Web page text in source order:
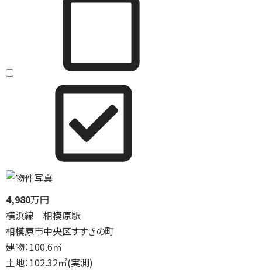
4,980万円
横浜線 相模原駅
相模原市中央区すすきの町
建物：100.6㎡
土地：102.32㎡(実測)